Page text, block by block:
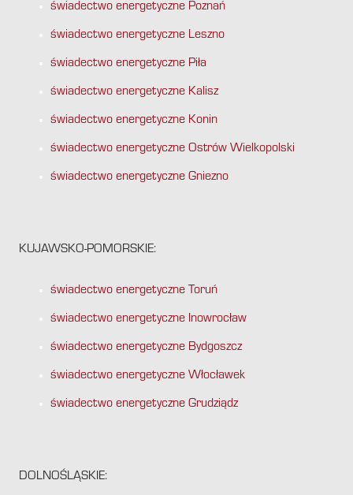
świadectwo energetyczne Poznań
świadectwo energetyczne Leszno
świadectwo energetyczne Piła
świadectwo energetyczne Kalisz
świadectwo energetyczne Konin
świadectwo energetyczne Ostrów Wielkopolski
świadectwo energetyczne Gniezno
KUJAWSKO-POMORSKIE:
świadectwo energetyczne Toruń
świadectwo energetyczne Inowrocław
świadectwo energetyczne Bydgoszcz
świadectwo energetyczne Włocławek
świadectwo energetyczne Grudziądz
DOLNOŚLĄSKIE: